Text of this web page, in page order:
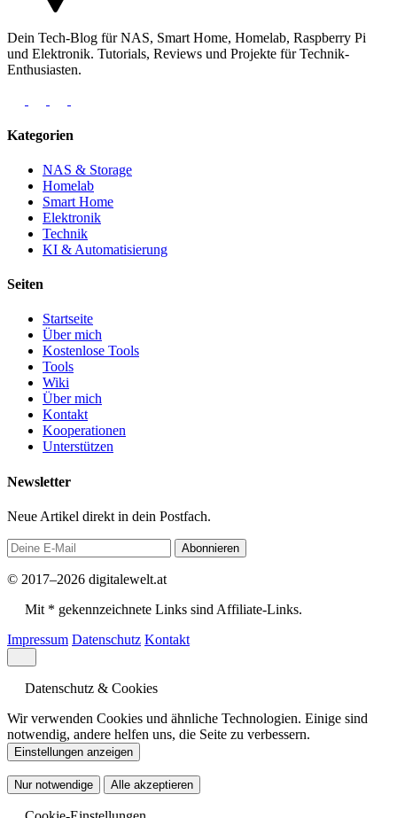
Dein Tech-Blog für NAS, Smart Home, Homelab, Raspberry Pi
und Elektronik. Tutorials, Reviews und Projekte für Technik-
Enthusiasten.
Kategorien
NAS & Storage
Homelab
Smart Home
Elektronik
Technik
KI & Automatisierung
Seiten
Startseite
Über mich
Kostenlose Tools
Tools
Wiki
Über mich
Kontakt
Kooperationen
Unterstützen
Newsletter
Neue Artikel direkt in dein Postfach.
Abonnieren
© 2017–2026 digitalewelt.at
Mit * gekennzeichnete Links sind Affiliate-Links.
Impressum Datenschutz Kontakt
Datenschutz & Cookies
Wir verwenden Cookies und ähnliche Technologien. Einige sind
notwendig, andere helfen uns, die Seite zu verbessern.
Einstellungen anzeigen
Nur notwendige Alle akzeptieren